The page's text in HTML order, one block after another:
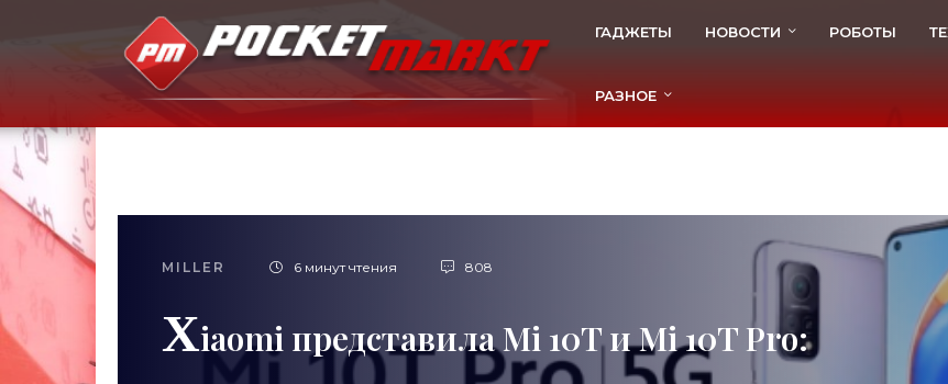
ГАДЖЕТЫ НОВОСТИ РОБОТЫ
РАЗНОЕ
MILLER 6 минут чтения 808
Xiaomi представила Mi 10T и Mi 10T Pro: